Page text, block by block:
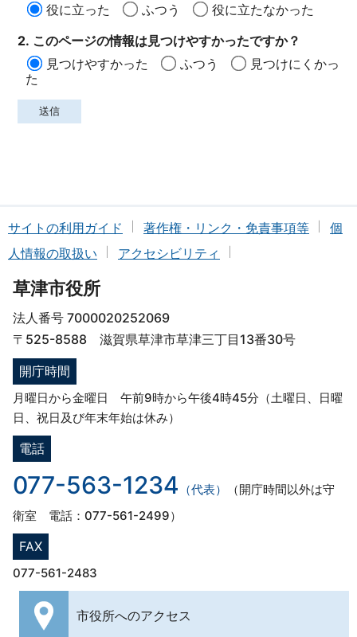
役に立った
ふつう
役に立たなかった
2. このページの情報は見つけやすかったですか？
見つけやすかった
ふつう
見つけにくかっ
た
サイトの利用ガイド 著作権・リンク・免責事項等
個
人情報の取扱い
アクセシビリティ
草津市役所
法人番号 7000020252069
〒525-8588 滋賀県草津市草津三丁目13番30号
開庁時間
月曜日から金曜日 午前9時から午後4時45分（土曜日、日曜
日、祝日及び年末年始は休み）
電話
077-563-1234 （代表）
（開庁時間以外は守
衛室 電話：077-561-2499）
FAX
077-561-2483
市役所へのアクセス